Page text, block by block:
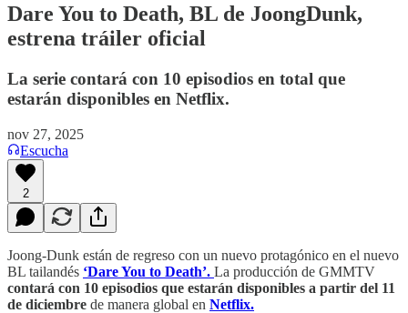
Dare You to Death, BL de JoongDunk,
estrena tráiler oficial
La serie contará con 10 episodios en total que
estarán disponibles en Netflix.
nov 27, 2025
Escucha
2
Joong-Dunk están de regreso con un nuevo protagónico en el nuevo
BL tailandés ‘Dare You to Death’. La producción de GMMTV
contará con 10 episodios que estarán disponibles a partir del 11
de diciembre de manera global en Netflix.